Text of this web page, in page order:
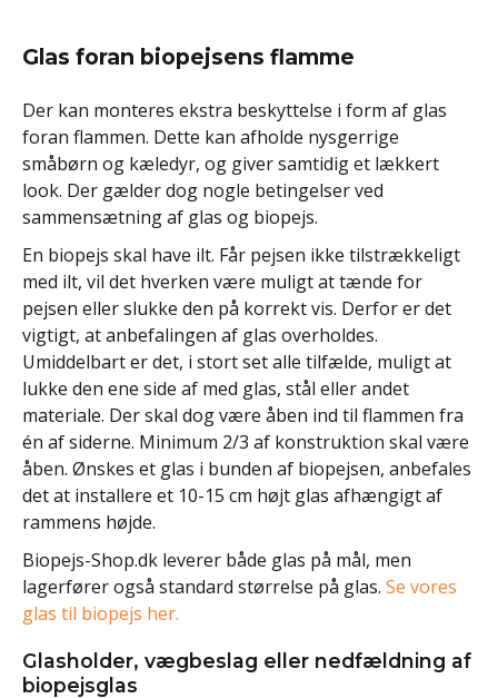
Glas foran biopejsens flamme
Der kan monteres ekstra beskyttelse i form af glas
foran flammen. Dette kan afholde nysgerrige
småbørn og kæledyr, og giver samtidig et lækkert
look. Der gælder dog nogle betingelser ved
sammensætning af glas og biopejs.
En biopejs skal have ilt. Får pejsen ikke tilstrækkeligt
med ilt, vil det hverken være muligt at tænde for
pejsen eller slukke den på korrekt vis. Derfor er det
vigtigt, at anbefalingen af glas overholdes.
Umiddelbart er det, i stort set alle tilfælde, muligt at
lukke den ene side af med glas, stål eller andet
materiale. Der skal dog være åben ind til flammen fra
én af siderne. Minimum 2/3 af konstruktion skal være
åben. Ønskes et glas i bunden af biopejsen, anbefales
det at installere et 10-15 cm højt glas afhængigt af
rammens højde.
Biopejs-Shop.dk leverer både glas på mål, men
lagerfører også standard størrelse på glas. Se vores
glas til biopejs her.
Glasholder, vægbeslag eller nedfældning af
biopejsglas